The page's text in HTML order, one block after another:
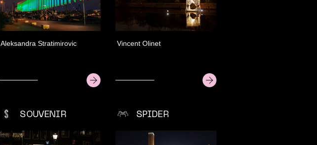
Aleksandra Stratimirovic Vincent Olinet
SOUVENIR SPIDER